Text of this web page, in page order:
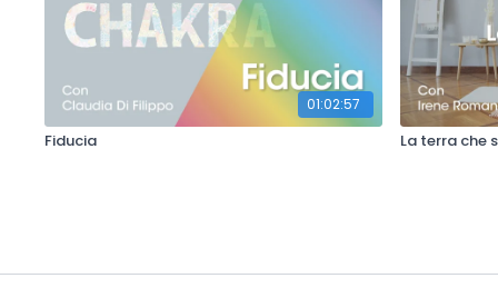
01:02:57
Fiducia La terra che